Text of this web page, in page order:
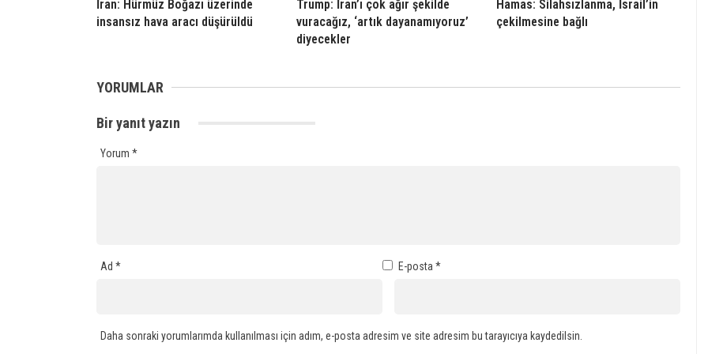
İran: Hürmüz Boğazı üzerinde
insansız hava aracı düşürüldü
Trump: İran’ı çok ağır şekilde
vuracağız, ‘artık dayanamıyoruz’
diyecekler
Hamas: Silahsızlanma, İsrail’in
çekilmesine bağlı
YORUMLAR
Bir yanıt yazın
Yorum *
Ad * E-posta *
Daha sonraki yorumlarımda kullanılması için adım, e-posta adresim ve site adresim bu tarayıcıya kaydedilsin.